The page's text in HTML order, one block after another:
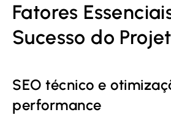
Fatores
Sucesso do
SEO técnico e
performance